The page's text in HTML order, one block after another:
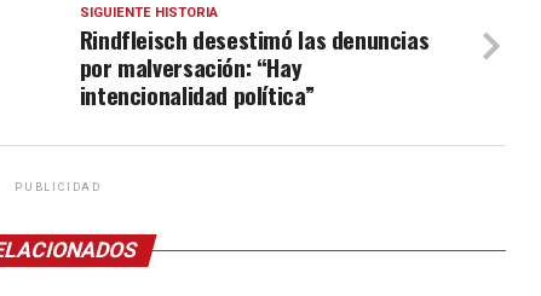
SIGUIENTE HISTORIA
Rindfleisch desestimó las denuncias
por malversación: “Hay
intencionalidad política”
PUBLICIDAD